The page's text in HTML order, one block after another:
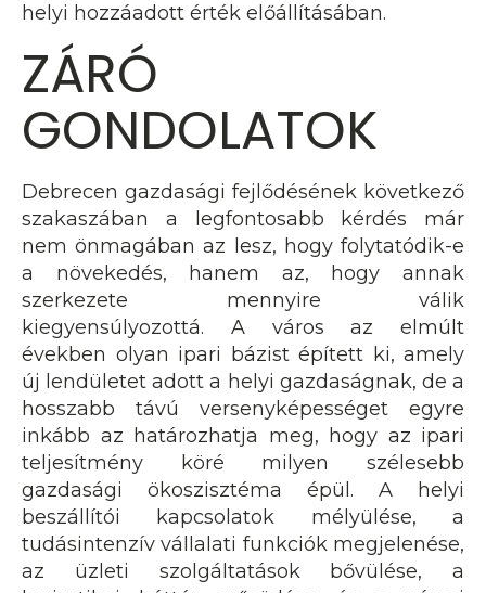
helyi hozzáadott érték előállításában.
ZÁRÓ
GONDOLATOK
Debrecen gazdasági fejlődésének következő
szakaszában a legfontosabb kérdés már
nem önmagában az lesz, hogy folytatódik-e
a növekedés, hanem az, hogy annak
szerkezete mennyire válik
kiegyensúlyozottá. A város az elmúlt
években olyan ipari bázist épített ki, amely
új lendületet adott a helyi gazdaságnak, de a
hosszabb távú versenyképességet egyre
inkább az határozhatja meg, hogy az ipari
teljesítmény köré milyen szélesebb
gazdasági ökoszisztéma épül. A helyi
beszállítói kapcsolatok mélyülése, a
tudásintenzív vállalati funkciók megjelenése,
az üzleti szolgáltatások bővülése, a